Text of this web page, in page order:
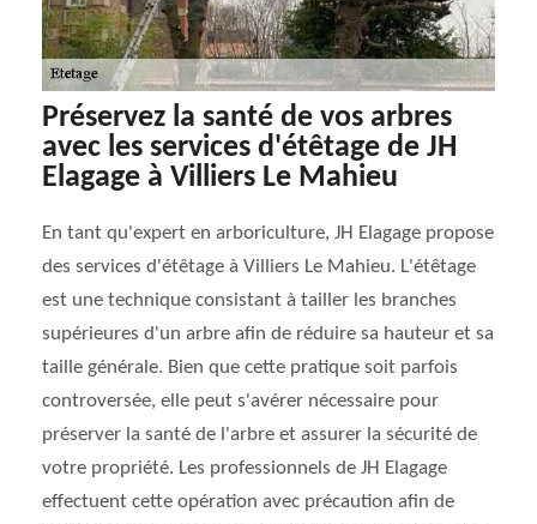
Préservez la santé de vos arbres
avec les services d'étêtage de JH
Elagage à Villiers Le Mahieu
En tant qu'expert en arboriculture, JH Elagage propose
des services d'étêtage à Villiers Le Mahieu. L'étêtage
est une technique consistant à tailler les branches
supérieures d'un arbre afin de réduire sa hauteur et sa
taille générale. Bien que cette pratique soit parfois
controversée, elle peut s'avérer nécessaire pour
préserver la santé de l'arbre et assurer la sécurité de
votre propriété. Les professionnels de JH Elagage
effectuent cette opération avec précaution afin de